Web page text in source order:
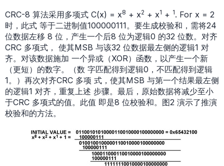
CRC-8 算法采用多项式 C(x) = x8 + x2 + x1 + 1. For x = 2
时，此式 等于二进制值100000111。要生成校验和，需将24
位数据左移 8 位，产生一个后8 位为逻辑0 的32 位数。对齐
CRC 多项式， 使其MSB 与该32 位数据最左侧的逻辑1 对
齐。对该数据施加 一个异或（XOR）函数，以产生一个新
（更短）的数字。（数 字匹配得到逻辑0，不匹配得到逻辑
1。）再次对齐CRC 多项 式，使其MSB 与第一个结果最左侧
的逻辑1 对齐，重复上述 步骤。最后，原始数据将减少至小
于CRC 多项式的值。此值 即是8 位校验和。图2 演示了推演
校验和的方法。